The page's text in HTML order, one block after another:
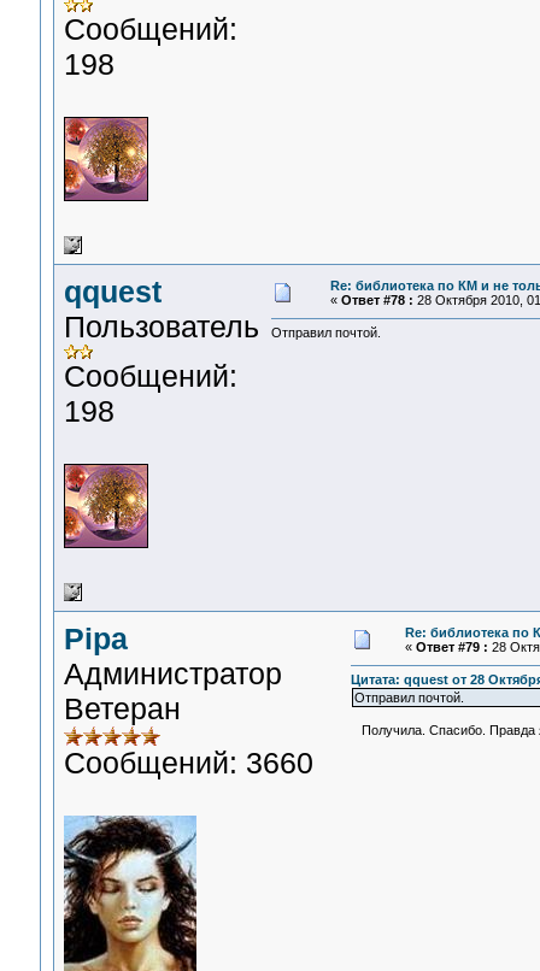
Сообщений:
198
qquest
Пользователь
Сообщений:
198
Re: библиотека по КМ и не
« Ответ #78 : 28 Октября 2010,
Отправил почтой.
Pipa
Администратор
Ветеран
Сообщений: 3660
Re: библиотека по
« Ответ #79 : 28
Цитата: qquest от 28
Отправил почтой.
Получила. Спасибо. Правда